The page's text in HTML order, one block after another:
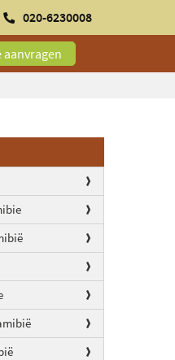
020-6230008
aanvragen